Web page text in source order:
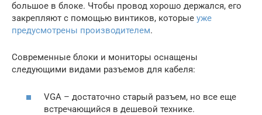
большое в блоке. Чтобы провод хорошо держался, его
закрепляют с помощью винтиков, которые уже
предусмотрены производителем.
Современные блоки и мониторы оснащены
следующими видами разъемов для кабеля:
VGA – достаточно старый разъем, но все еще
встречающийся в дешевой технике.